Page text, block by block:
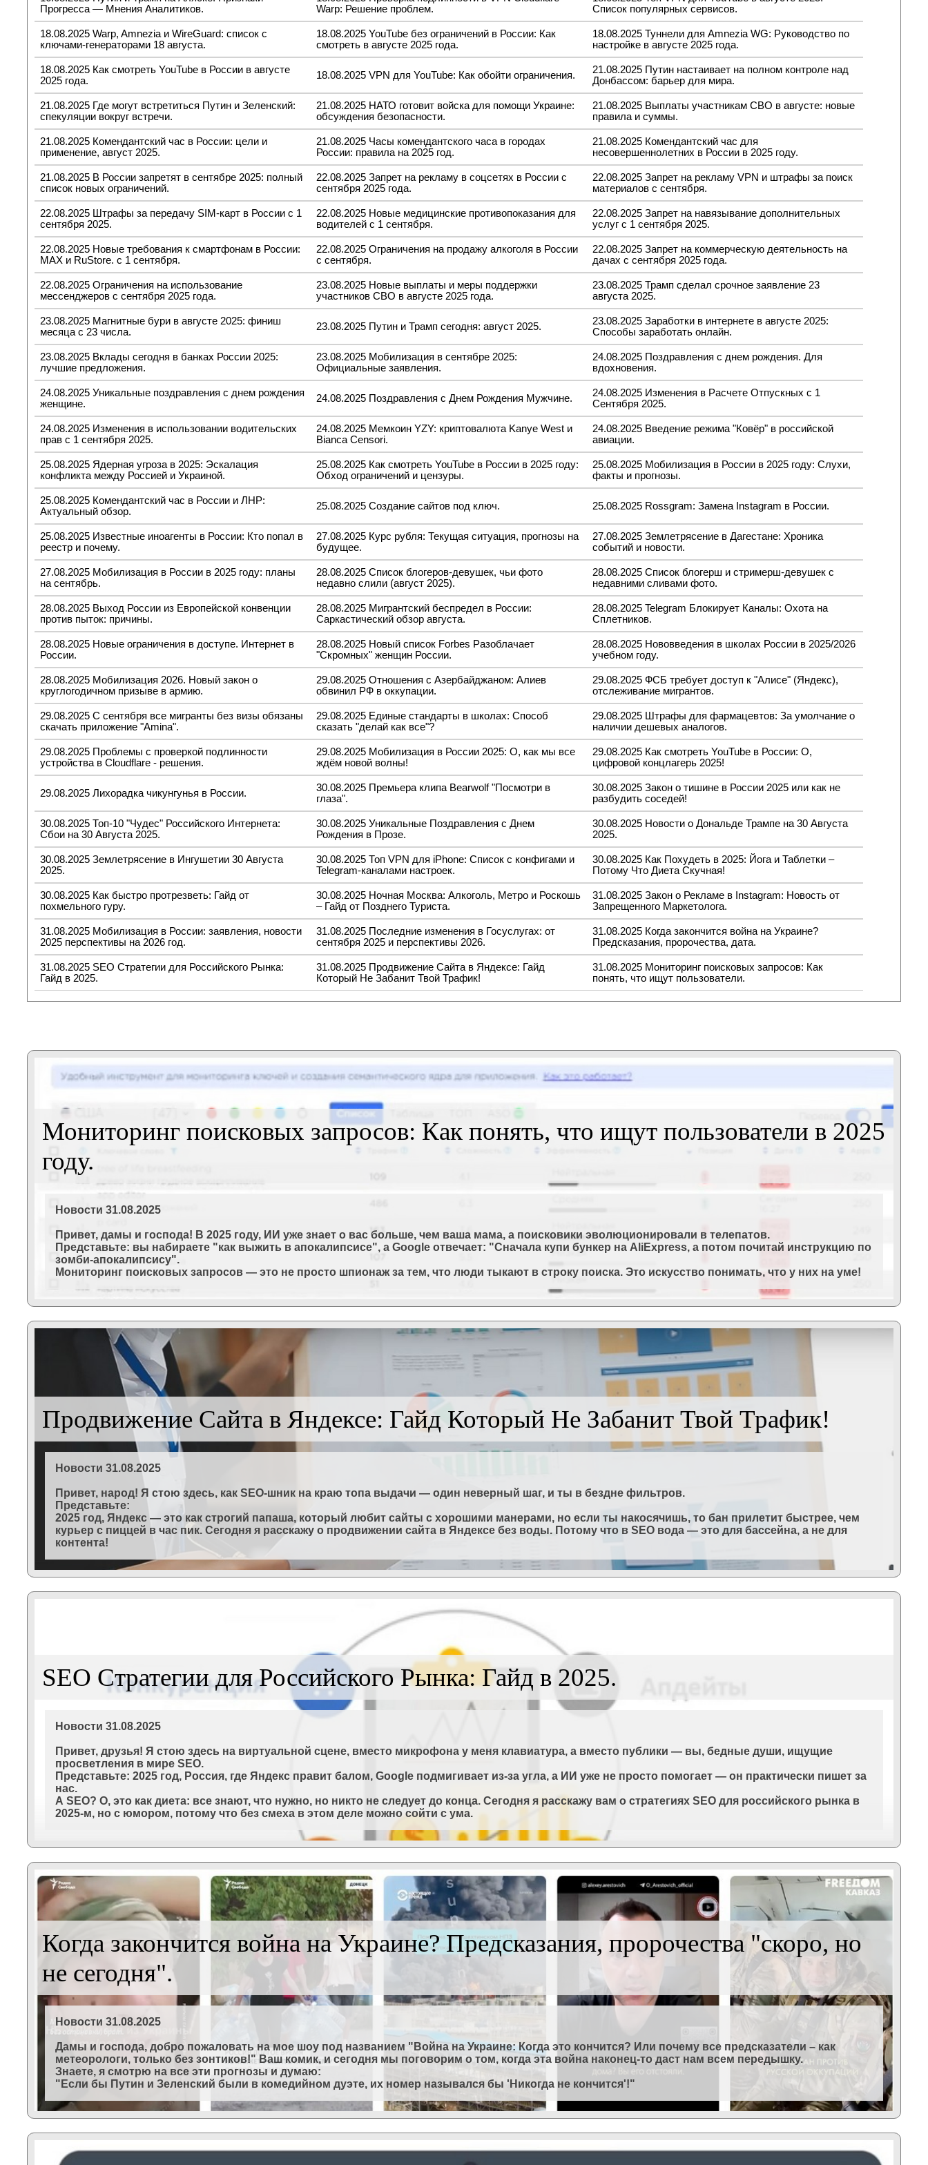
Прогресса — Мнения Аналитиков.
Warp: Решение проблем.
Список популярных сервисов.
18.08.2025 Warp, Amnezia и WireGuard: список с
ключами-генераторами 18 августа.
18.08.2025 YouTube без ограничений в России: Как
смотреть в августе 2025 года.
18.08.2025 Туннели для Amnezia WG: Руководство по
настройке в августе 2025 года.
18.08.2025 Как смотреть YouTube в России в августе
2025 года.
18.08.2025 VPN для YouTube: Как обойти ограничения.
21.08.2025 Путин настаивает на полном контроле над
Донбассом: барьер для мира.
21.08.2025 Где могут встретиться Путин и Зеленский:
спекуляции вокруг встречи.
21.08.2025 НАТО готовит войска для помощи Украине:
обсуждения безопасности.
21.08.2025 Выплаты участникам СВО в августе: новые
правила и суммы.
21.08.2025 Комендантский час в России: цели и
применение, август 2025.
21.08.2025 Часы комендантского часа в городах
России: правила на 2025 год.
21.08.2025 Комендантский час для
несовершеннолетних в России в 2025 году.
21.08.2025 В России запретят в сентябре 2025: полный
список новых ограничений.
22.08.2025 Запрет на рекламу в соцсетях в России с
сентября 2025 года.
22.08.2025 Запрет на рекламу VPN и штрафы за поиск
материалов с сентября.
22.08.2025 Штрафы за передачу SIM-карт в России с 1
сентября 2025.
22.08.2025 Новые медицинские противопоказания для
водителей с 1 сентября.
22.08.2025 Запрет на навязывание дополнительных
услуг с 1 сентября 2025.
22.08.2025 Новые требования к смартфонам в России:
MAX и RuStore. с 1 сентября.
22.08.2025 Ограничения на продажу алкоголя в России
с сентября.
22.08.2025 Запрет на коммерческую деятельность на
дачах с сентября 2025 года.
22.08.2025 Ограничения на использование
мессенджеров с сентября 2025 года.
23.08.2025 Новые выплаты и меры поддержки
участников СВО в августе 2025 года.
23.08.2025 Трамп сделал срочное заявление 23
августа 2025.
23.08.2025 Магнитные бури в августе 2025: финиш
месяца с 23 числа.
23.08.2025 Путин и Трамп сегодня: август 2025.
23.08.2025 Заработки в интернете в августе 2025:
Способы заработать онлайн.
23.08.2025 Вклады сегодня в банках России 2025:
лучшие предложения.
23.08.2025 Мобилизация в сентябре 2025:
Официальные заявления.
24.08.2025 Поздравления с днем рождения. Для
вдохновения.
24.08.2025 Уникальные поздравления с днем рождения
женщине.
24.08.2025 Поздравления с Днем Рождения Мужчине.
24.08.2025 Изменения в Расчете Отпускных с 1
Сентября 2025.
24.08.2025 Изменения в использовании водительских
прав с 1 сентября 2025.
24.08.2025 Мемкоин YZY: криптовалюта Kanye West и
Bianca Censori.
24.08.2025 Введение режима "Ковёр" в российской
авиации.
25.08.2025 Ядерная угроза в 2025: Эскалация
конфликта между Россией и Украиной.
25.08.2025 Как смотреть YouTube в России в 2025 году:
Обход ограничений и цензуры.
25.08.2025 Мобилизация в России в 2025 году: Слухи,
факты и прогнозы.
25.08.2025 Комендантский час в России и ЛНР:
Актуальный обзор.
25.08.2025 Создание сайтов под ключ. 25.08.2025 Rossgram: Замена Instagram в России.
25.08.2025 Известные иноагенты в России: Кто попал в
реестр и почему.
27.08.2025 Курс рубля: Текущая ситуация, прогнозы на
будущее.
27.08.2025 Землетрясение в Дагестане: Хроника
событий и новости.
27.08.2025 Мобилизация в России в 2025 году: планы
на сентябрь.
28.08.2025 Список блогеров-девушек, чьи фото
недавно слили (август 2025).
28.08.2025 Список блогерш и стримерш-девушек с
недавними сливами фото.
28.08.2025 Выход России из Европейской конвенции
против пыток: причины.
28.08.2025 Мигрантский беспредел в России:
Саркастический обзор августа.
28.08.2025 Telegram Блокирует Каналы: Охота на
Сплетников.
28.08.2025 Новые ограничения в доступе. Интернет в
России.
28.08.2025 Новый список Forbes Разоблачает
"Скромных" женщин России.
28.08.2025 Нововведения в школах России в 2025/2026
учебном году.
28.08.2025 Мобилизация 2026. Новый закон о
круглогодичном призыве в армию.
29.08.2025 Отношения с Азербайджаном: Алиев
обвинил РФ в оккупации.
29.08.2025 ФСБ требует доступ к "Алисе" (Яндекс),
отслеживание мигрантов.
29.08.2025 С сентября все мигранты без визы обязаны
скачать приложение "Amina".
29.08.2025 Единые стандарты в школах: Способ
сказать "делай как все"?
29.08.2025 Штрафы для фармацевтов: За умолчание о
наличии дешевых аналогов.
29.08.2025 Проблемы с проверкой подлинности
устройства в Cloudflare - решения.
29.08.2025 Мобилизация в России 2025: О, как мы все
ждём новой волны!
29.08.2025 Как смотреть YouTube в России: О,
цифровой концлагерь 2025!
29.08.2025 Лихорадка чикунгунья в России.
30.08.2025 Премьера клипа Bearwolf "Посмотри в
глаза".
30.08.2025 Закон о тишине в России 2025 или как не
разбудить соседей!
30.08.2025 Топ-10 "Чудес" Российского Интернета:
Сбои на 30 Августа 2025.
30.08.2025 Уникальные Поздравления с Днем
Рождения в Прозе.
30.08.2025 Новости о Дональде Трампе на 30 Августа
2025.
30.08.2025 Землетрясение в Ингушетии 30 Августа
2025.
30.08.2025 Топ VPN для iPhone: Список с конфигами и
Telegram-каналами настроек.
30.08.2025 Как Похудеть в 2025: Йога и Таблетки –
Потому Что Диета Скучная!
30.08.2025 Как быстро протрезветь: Гайд от
похмельного гуру.
30.08.2025 Ночная Москва: Алкоголь, Метро и Роскошь
– Гайд от Позднего Туриста.
31.08.2025 Закон о Рекламе в Instagram: Новость от
Запрещенного Маркетолога.
31.08.2025 Мобилизация в России: заявления, новости
2025 перспективы на 2026 год.
31.08.2025 Последние изменения в Госуслугах: от
сентября 2025 и перспективы 2026.
31.08.2025 Когда закончится война на Украине?
Предсказания, пророчества, дата.
31.08.2025 SEO Стратегии для Российского Рынка:
Гайд в 2025.
31.08.2025 Продвижение Сайта в Яндексе: Гайд
Который Не Забанит Твой Трафик!
31.08.2025 Мониторинг поисковых запросов: Как
понять, что ищут пользователи.
Мониторинг поисковых запросов: Как понять, что ищут пользователи в 2025
году.
Новости 31.08.2025
Привет, дамы и господа! В 2025 году, ИИ уже знает о вас больше, чем ваша мама, а поисковики эволюционировали в телепатов.
Представьте: вы набираете "как выжить в апокалипсисе", а Google отвечает: "Сначала купи бункер на AliExpress, а потом почитай инструкцию по
зомби-апокалипсису".
Мониторинг поисковых запросов — это не просто шпионаж за тем, что люди тыкают в строку поиска. Это искусство понимать, что у них на уме!
Продвижение Сайта в Яндексе: Гайд Который Не Забанит Твой Трафик!
Новости 31.08.2025
Привет, народ! Я стою здесь, как SEO-шник на краю топа выдачи — один неверный шаг, и ты в бездне фильтров.
Представьте:
2025 год, Яндекс — это как строгий папаша, который любит сайты с хорошими манерами, но если ты накосячишь, то бан прилетит быстрее, чем
курьер с пиццей в час пик. Сегодня я расскажу о продвижении сайта в Яндексе без воды. Потому что в SEO вода — это для бассейна, а не для
контента!
SEO Стратегии для Российского Рынка: Гайд в 2025.
Новости 31.08.2025
Привет, друзья! Я стою здесь на виртуальной сцене, вместо микрофона у меня клавиатура, а вместо публики — вы, бедные души, ищущие
просветления в мире SEO.
Представьте: 2025 год, Россия, где Яндекс правит балом, Google подмигивает из-за угла, а ИИ уже не просто помогает — он практически пишет за
нас.
А SEO? О, это как диета: все знают, что нужно, но никто не следует до конца. Сегодня я расскажу вам о стратегиях SEO для российского рынка в
2025-м, но с юмором, потому что без смеха в этом деле можно сойти с ума.
Когда закончится война на Украине? Предсказания, пророчества "скоро, но
не сегодня".
Новости 31.08.2025
Дамы и господа, добро пожаловать на мое шоу под названием "Война на Украине: Когда это кончится? Или почему все предсказатели – как
метеорологи, только без зонтиков!" Ваш комик, и сегодня мы поговорим о том, когда эта война наконец-то даст нам всем передышку.
Знаете, я смотрю на все эти прогнозы и думаю:
"Если бы Путин и Зеленский были в комедийном дуэте, их номер назывался бы 'Никогда не кончится'!"